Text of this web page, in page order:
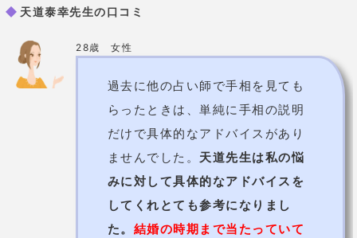
天道泰幸先生の口コミ
28歳 女性
過去に他の占い師で手相を見ても
らったときは、単純に手相の説明
だけで具体的なアドバイスがあり
ませんでした。 天道先生は私の悩
みに対して具体的なアドバイスを
してくれとても参考になりまし
た。 結婚の時期まで当たっていて